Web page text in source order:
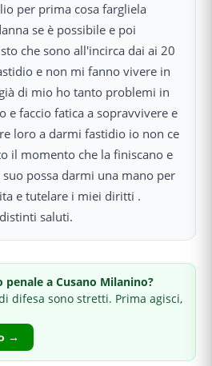
per prima cosa fargliela
se è possibile e poi
che sono all'incirca dai ai 20
e non mi fanno vivere in
di mio ho tanto problemi in
e faccio fatica a sopravvivere e
loro a darmi fastidio io non ce
il momento che la finiscano e
possa darmi una mano per
e tutelare i miei diritti .
saluti.
penale a Cusano Milanino?
difesa sono stretti. Prima agisci,
→